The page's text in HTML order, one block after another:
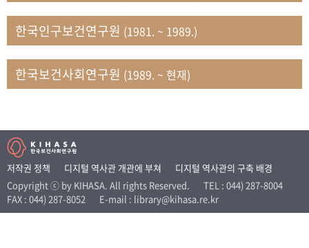
VR 역사관
문현상
가족복지연구실 인구가족연구팀
박인화
보건정책연구실
박재빈
연구부 인구역학담당실
변종화
보건정책연구실 건강증진팀
송건용
보건정책연구실
송태민
정보통계연구실 빅데이터연구센터
신희설
사업개발부 국제협력연구실
이규식
의료보험연구실
이문기
훈련부
한국인구보건연구원 (1981. ~ 1989.)
한국보건사회연구원 (1989. ~ 현재)
저작권 정책 디지털 역사관 개관에 부쳐
디지털 역사관의 구축 배경
Copyright ⓒ by KIHASA. All rights Reserved.
TEL : 044) 287-8004
FAX : 044) 287-8052
E-mail : library@kihasa.re.kr